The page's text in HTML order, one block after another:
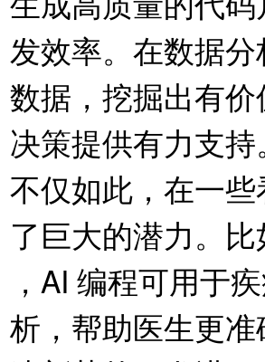
发效率。在数据
数据，挖掘出有
决策提供有力支持
不仅如此，在一
了巨大的潜力。
，AI 编程可用于
析，帮助医生更